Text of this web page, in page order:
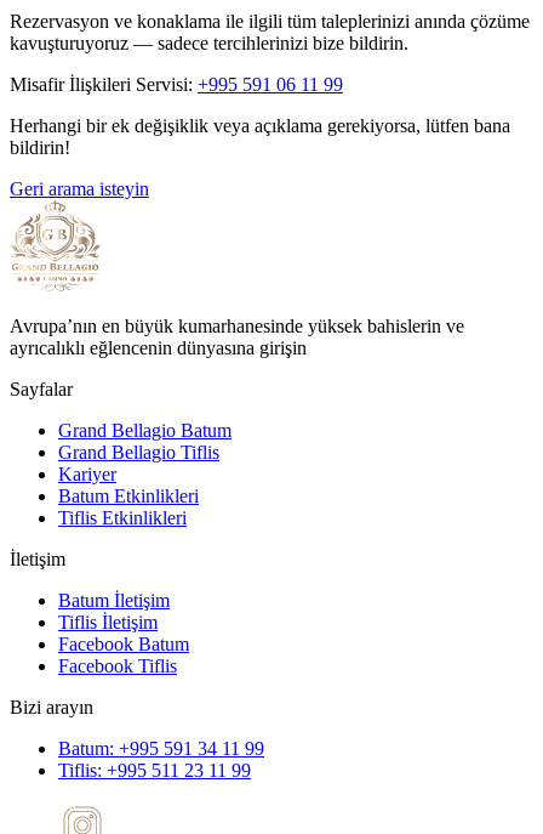
Rezervasyon ve konaklama ile ilgili tüm taleplerinizi anında çözüme
kavuşturuyoruz — sadece tercihlerinizi bize bildirin.
Misafir İlişkileri Servisi: +995 591 06 11 99
Herhangi bir ek değişiklik veya açıklama gerekiyorsa, lütfen bana
bildirin!
Geri arama isteyin
Avrupa’nın en büyük kumarhanesinde yüksek bahislerin ve
ayrıcalıklı eğlencenin dünyasına girişin
Sayfalar
Grand Bellagio Batum
Grand Bellagio Tiflis
Kariyer
Batum Etkinlikleri
Tiflis Etkinlikleri
İletişim
Batum İletişim
Tiflis İletişim
Facebook Batum
Facebook Tiflis
Bizi arayın
Batum: +995 591 34 11 99
Tiflis: +995 511 23 11 99